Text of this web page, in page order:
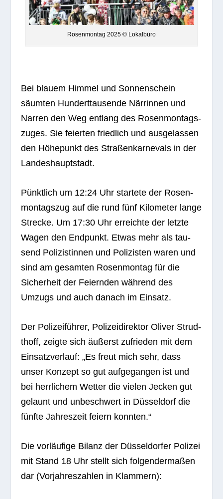
Rosen­mon­tag 2025 © Lokalbüro
Bei blauem Him­mel und Son­nen­schein
säum­ten Hun­dert­tau­sende När­rin­nen und
Nar­ren den Weg ent­lang des Rosen­mon­tags­
zu­ges. Sie fei­er­ten fried­lich und aus­ge­las­sen
den Höhe­punkt des Stra­ßen­kar­ne­vals in der
Landeshauptstadt.
Pünkt­lich um 12:24 Uhr star­tete der Rosen­
mon­tags­zug auf die rund fünf Kilo­me­ter lange
Stre­cke. Um 17:30 Uhr erreichte der letzte
Wagen den End­punkt. Etwas mehr als tau­
send Poli­zis­tin­nen und Poli­zis­ten waren und
sind am gesam­ten Rosen­mon­tag für die
Sicher­heit der Fei­ern­den wäh­rend des
Umzugs und auch danach im Einsatz.
Der Poli­zei­füh­rer, Poli­zei­di­rek­tor Oli­ver Strud­
thoff, zeigte sich äußerst zufrie­den mit dem
Ein­satz­ver­lauf: „Es freut mich sehr, dass
unser Kon­zept so gut auf­ge­gan­gen ist und
bei herr­li­chem Wet­ter die vie­len Jecken gut
gelaunt und unbe­schwert in Düs­sel­dorf die
fünfte Jah­res­zeit fei­ern konnten.“
Die vor­läu­fige Bilanz der Düs­sel­dor­fer Poli­zei
mit Stand 18 Uhr stellt sich fol­gen­der­ma­ßen
dar (Vor­jah­res­zah­len in Klammern):